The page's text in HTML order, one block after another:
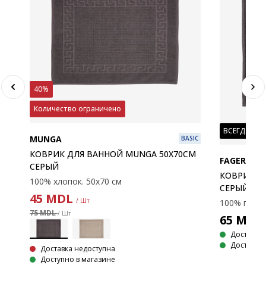
40%
Количество ограничено
MUNGA BASIC
КОВРИК ДЛЯ ВАННОЙ MUNGA 50X70СМ
СЕРЫЙ
100% хлопок. 50х70 см
45 MDL / Шт
75 MDL/ Шт
Доставка недоступна
Доступно в магазине
ВСЕГДА
FAGERSTA
КОВРИК
СЕРЫЙ
65 MDL
Доставка